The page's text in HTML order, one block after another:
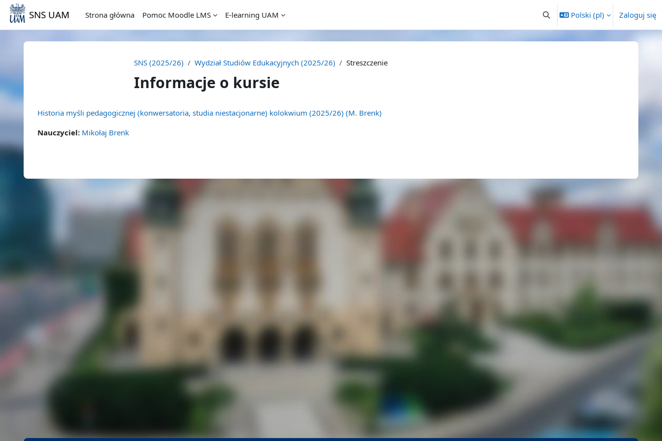
Przejdź do głównej zawartości
SNS UAM Strona główna Pomoc Moodle LMS E-learning UAM Przełącznik wyszukiwarki
Polski ‎(pl)‎ Zaloguj się
SNS (2025/26) Wydział Studiów Edukacyjnych (2025/26) Streszczenie
Informacje o kursie
Historia myśli pedagogicznej (konwersatoria, studia niestacjonarne) kolokwium (2025/26) (M. Brenk)
Nauczyciel: Mikołaj Brenk